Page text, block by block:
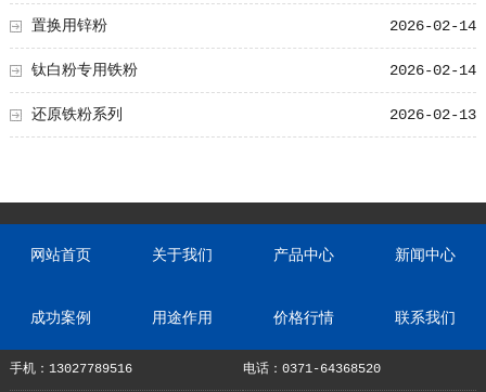
2026-02-14
置换用锌粉
2026-02-14
钛白粉专用铁粉
2026-02-13
还原铁粉系列
网站首页 关于我们 产品中心 新闻中心
成功案例 用途作用 价格行情 联系我们
手机：13027789516 电话：0371-64368520